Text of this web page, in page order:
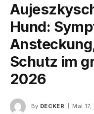
Hund:
Schutz im
2026
By DECKER Mai